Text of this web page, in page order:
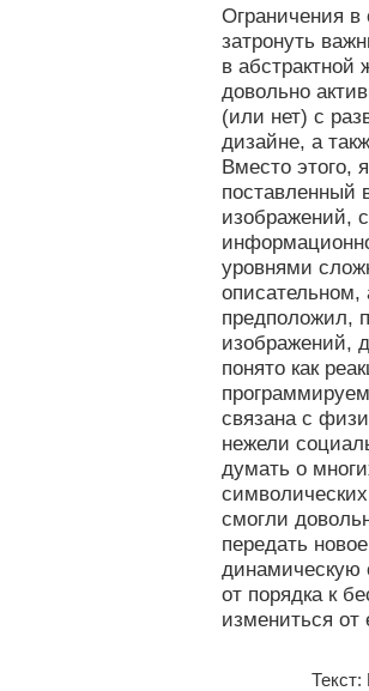
Ограничения в
затронуть
в абстрактной
довольно
(или нет) с
дизайне, а
Вместо этого,
поставленный
изображений,
уровнями
описательном,
предположил,
изображений,
понято как
связана с
нежели
думать о
смогли
передать
динамическую
от порядка к
измениться от